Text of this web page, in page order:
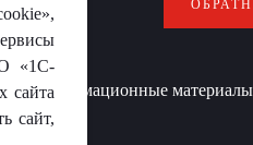
информационные
«1С-
сайта
сайт,